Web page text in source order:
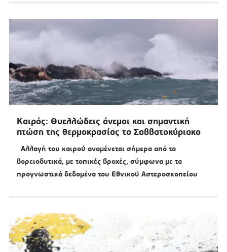
Καιρός: Θυελλώδεις άνεμοι και σημαντική
πτώση της θερμοκρασίας το Σαββατοκύριακο
Αλλαγή του καιρού αναμένεται σήμερα από τα
βορειοδυτικά, με τοπικές βροχές, σύμφωνα με τα
προγνωστικά δεδομένα του Εθνικού Αστεροσκοπείου